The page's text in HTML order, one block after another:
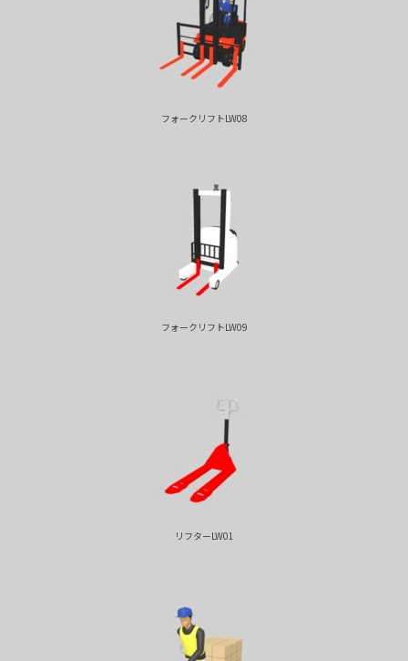
フォークリフトLW08
フォークリフトLW09
リフターLW01